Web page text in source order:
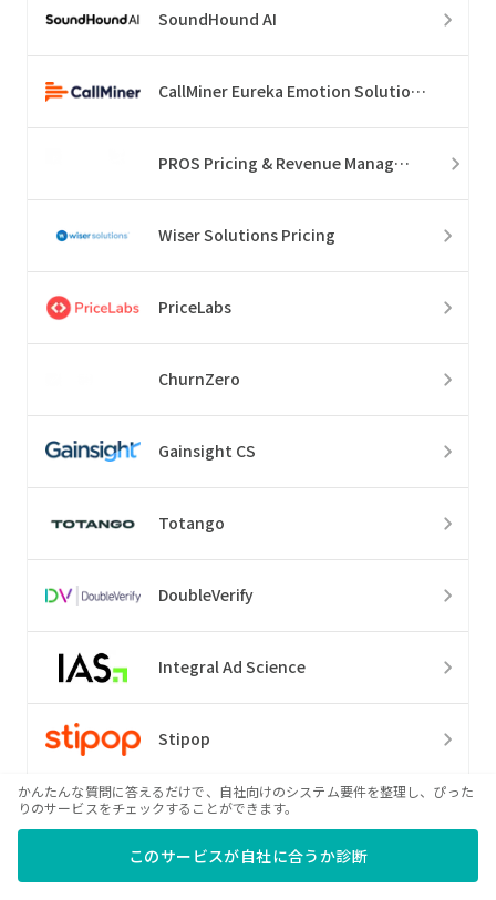
SoundHound AI
CallMiner Eureka Emotion Solution Suite
PROS Pricing & Revenue Management
Wiser Solutions Pricing
PriceLabs
ChurnZero
Gainsight CS
Totango
DoubleVerify
Integral Ad Science
Stipop
Exponea
BlueConic
かんたんな質問に答えるだけで、自社向けのシステム要件を整理し、ぴった
りのサービスをチェックすることができます。
このサービスが自社に合うか診断